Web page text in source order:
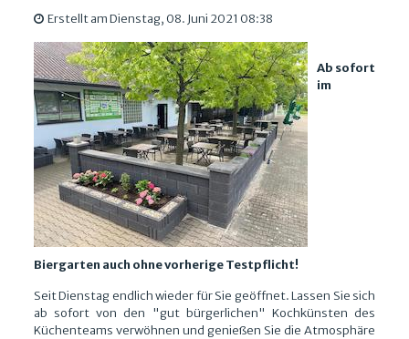
Erstellt am Dienstag, 08. Juni 2021 08:38
Ab sofort
im
Biergarten auch ohne vorherige Testpflicht!
Seit Dienstag endlich wieder für Sie geöffnet. Lassen Sie sich
ab sofort von den "gut bürgerlichen" Kochkünsten des
Küchenteams verwöhnen und genießen Sie die Atmosphäre